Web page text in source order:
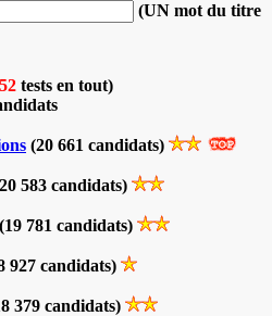
(UN mot du titre
tests en tout)
(20 661 candidats)
583 candidats)
(19 781 candidats)
927 candidats)
379 candidats)